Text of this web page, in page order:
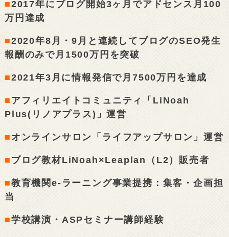
■2017年にブログ開始3ヶ月でアドセンス月100
万円達成
■2020年8月・9月と連続してブログのSEO発生
報酬のみで月1500万円を突破
■2021年3月に情報発信で月7500万円を達成
■ アフィリエイトコミュニティ「LiNoah
Plus(リノアプラス)」運営
■ オンラインサロン「ライフアップサロン」運営
■ ブログ教材LiNoah×Leaplan（L2）販売者
■教育機関e-ラーニング事業提携：集客・企画担
当
■学校講演・ASPセミナー講師経験